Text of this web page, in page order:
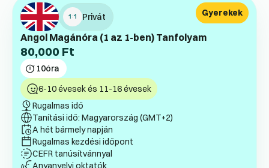
Privát
Angol Magánóra (1 az 1-ben) Tanfolyam
80,000 Ft
10óra
Gyerekek
6-10 évesek és 11-16 évesek
Rugalmas idő
Tanítási idő: Magyarország (GMT+2)
A hét bármely napján
Rugalmas kezdési időpont
CEFR tanúsítvánnyal
Anyanyelvi oktatók